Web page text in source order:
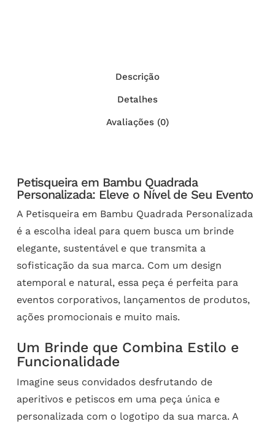
Descrição
Detalhes
Avaliações (0)
Petisqueira em Bambu Quadrada
Personalizada: Eleve o Nível de Seu Evento
A Petisqueira em Bambu Quadrada Personalizada
é a escolha ideal para quem busca um brinde
elegante, sustentável e que transmita a
sofisticação da sua marca. Com um design
atemporal e natural, essa peça é perfeita para
eventos corporativos, lançamentos de produtos,
ações promocionais e muito mais.
Um Brinde que Combina Estilo e
Funcionalidade
Imagine seus convidados desfrutando de
aperitivos e petiscos em uma peça única e
personalizada com o logotipo da sua marca. A